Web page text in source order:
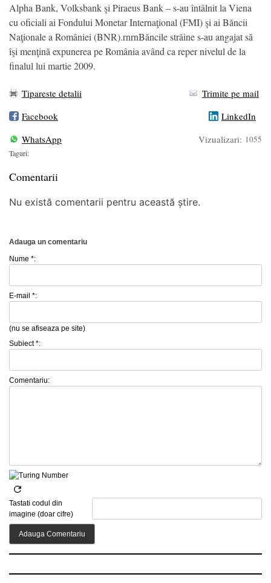
Alpha Bank, Volksbank şi Piraeus Bank – s-au întâlnit la Viena
cu oficiali ai Fondului Monetar Internaţional (FMI) şi ai Băncii
Naţionale a României (BNR).rnrnBăncile străine s-au angajat să
îşi menţină expunerea pe România având ca reper nivelul de la
finalul lui martie 2009.
Tipareste detalii
Trimite pe mail
Facebook
LinkedIn
WhatsApp
Vizualizari: 1055
Taguri:
Comentarii
Nu există comentarii pentru această știre.
Adauga un comentariu
Nume *:
E-mail *:
(nu se afiseaza pe site)
Subiect *:
Comentariu:
Tastati codul din
imagine (doar cifre)